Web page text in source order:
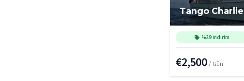
Tango Charlie
%29 İndirim
€2,500 / Gün